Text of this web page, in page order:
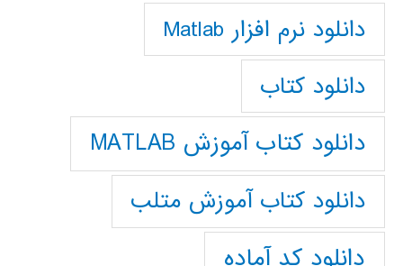
دانلود نرم افزار Matlab
دانلود کتاب
دانلود کتاب آموزش MATLAB
دانلود کتاب آموزش متلب
دانلود کد آماده